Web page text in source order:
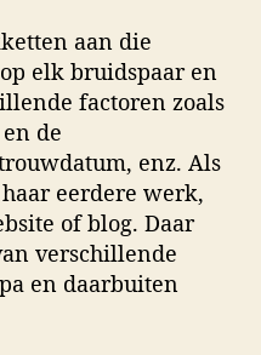
aan die
elk bruidspaar en
factoren zoals
de
enz. Als
eerdere werk,
of blog. Daar
verschillende
en daarbuiten